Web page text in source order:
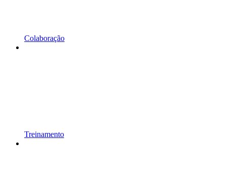
Colaboração
Treinamento